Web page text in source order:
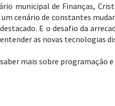
municipal de Finanças,
cenário de constantes
E o desafio da
as novas tecnologias
mais sobre